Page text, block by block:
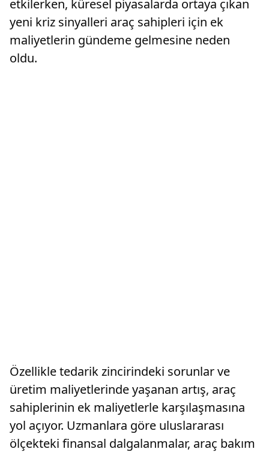
etkilerken, küresel piyasalarda ortaya çıkan
yeni kriz sinyalleri araç sahipleri için ek
maliyetlerin gündeme gelmesine neden
oldu.
Özellikle tedarik zincirindeki sorunlar ve
üretim maliyetlerinde yaşanan artış, araç
sahiplerinin ek maliyetlerle karşılaşmasına
yol açıyor. Uzmanlara göre uluslararası
ölçekteki finansal dalgalanmalar, araç bakım